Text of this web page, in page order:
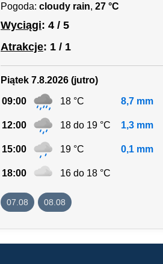
Pogoda: cloudy rain, 27 °C
Wyciągi: 4 / 5
Atrakcje: 1 / 1
Piątek 7.8.2026 (jutro)
09:00 18 °C 8,7 mm
12:00 18 do 19 °C 1,3 mm
15:00 19 °C 0,1 mm
18:00 16 do 18 °C
07.08 08.08